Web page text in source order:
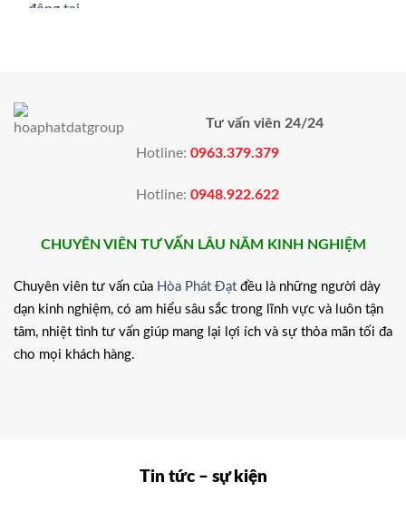
Tư vấn viên 24/24
Hotline: 0963.379.379
Hotline: 0948.922.622
CHUYÊN VIÊN TƯ VẤN LÂU NĂM KINH NGHIỆM
Chuyên viên tư vấn của Hòa Phát Đạt đều là những người dày
dạn kinh nghiệm, có am hiểu sâu sắc trong lĩnh vực và luôn tận
tâm, nhiệt tình tư vấn giúp mang lại lợi ích và sự thỏa mãn tối đa
cho mọi khách hàng.
Tin tức – sự kiện